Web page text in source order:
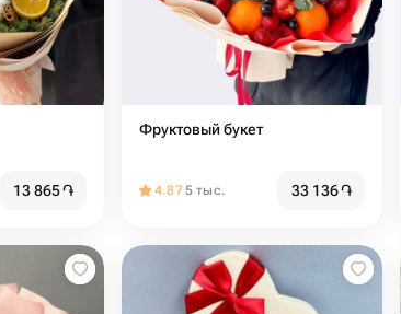
13 865֏
Фруктовый букет
4.875 тыс. 33 136֏